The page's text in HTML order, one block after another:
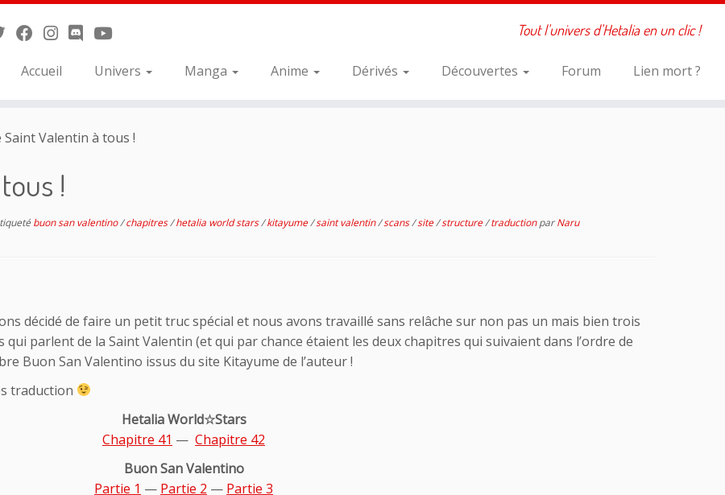
Tout l'univers d'Hetalia en un clic !
Accueil Univers Manga Anime Dérivés Découvertes Forum Lien mort ?
Saint Valentin à tous !
!
buon san valentino/chapitres/hetalia world stars/kitayume/saint valentin/scans/site/structure/traductionparNaru
décidé de faire un petit truc spécial et nous avons travaillé sans relâche sur non pas un mais bien trois
parlent de la Saint Valentin (et qui par chance étaient les deux chapitres qui suivaient dans l’ordre de
Buon San Valentino issus du site Kitayume de l’auteur !
traduction
Hetalia World☆Stars
Chapitre 41 — Chapitre 42
Buon San Valentino
Partie 1 — Partie 2 — Partie 3